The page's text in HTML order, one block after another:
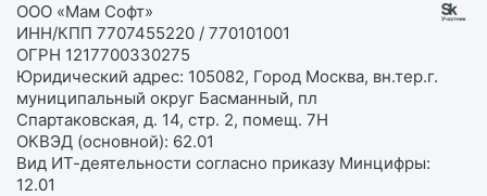
ООО «Мам Софт»
ИНН/КПП 7707455220 / 770101001
ОГРН 1217700330275
Юридический адрес: 105082, Город Москва, вн.тер.г.
муниципальный округ Басманный, пл
Спартаковская, д. 14, стр. 2, помещ. 7Н
ОКВЭД (основной): 62.01
Вид ИТ-деятельности согласно приказу Минцифры:
12.01